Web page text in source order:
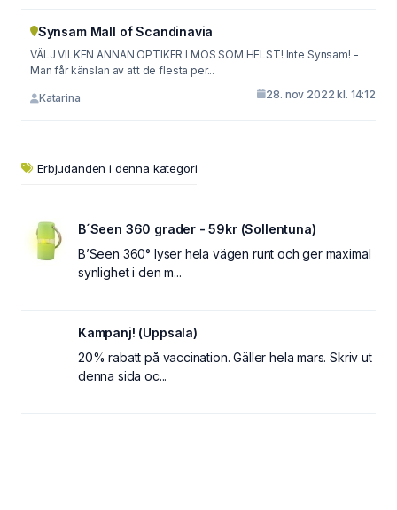
Synsam Mall of Scandinavia
VÄLJ VILKEN ANNAN OPTIKER I MOS SOM HELST! Inte Synsam! -
Man får känslan av att de flesta per...
Katarina 28. nov 2022 kl. 14:12
Erbjudanden i denna kategori
B´Seen 360 grader - 59kr (Sollentuna)
B’Seen 360° lyser hela vägen runt och ger maximal
synlighet i den m...
Kampanj! (Uppsala)
20% rabatt på vaccination. Gäller hela mars. Skriv ut
denna sida oc...